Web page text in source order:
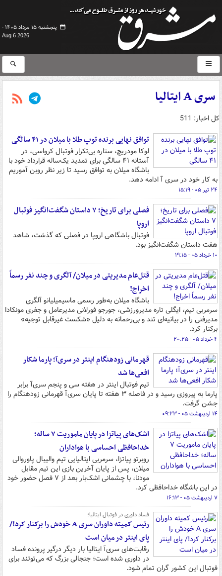
پنجشنبه ۱۵ مرداد ۱۴۰۵ -
Aug 6 2026
سری A ایتالیا
کل اخبار: 511
توافق نهایی برنده توپ طلا با میلان در ۴۱ سالگی
لوکا مودریچ، ستاره بی‌تکرار فوتبال کرواسی، در
آستانه ۴۱ سالگی برای تمدید یک‌ساله قرارداد خود با
باشگاه میلان به توافق رسید تا زیر نظر روبن آموریم
به کار خود در سری آ ادامه دهد.
۲۴ تیر ۰۵ - ۱۵:۱۹
فصلی برای تاریخ؛ ۷ داستان شگفت‌انگیز فوتبال
اروپا
فوتبال باشگاهی اروپا در فصلی که گذشت، شاهد
هفت داستان شگفت‌انگیز بود.
۱۰ خرداد ۰۵ - ۱۹:۱۵
قتل‌عام مدیریتی در میلان/ آلگری و چند نفر رسماً
اخراج!
باشگاه میلان به‌طور رسمی ماسیمیلیانو آلگری
سرمربی تیم، ایگلی تاره مدیرورزشی، جورجو فورلانی مدیرعامل و جفری مونکادا
مدیرفنی را در بیانیه‌ای تند و بی‌رحمانه به دلیل «شکست غیرقابل توجیه»
برکنار کرد.
۴ خرداد ۰۵ - ۲۰:۲۵
قهرمانی زودهنگام اینتر در سری‌آ؛ پارما شکار
افعی‌ها شد
تیم فوتبال اینتر در هفته سی و پنجم سری‌آ برابر
پارما به پیروزی رسید و در فاصله ۳ هفته تا پایان سری‌آ قهرمانی زودهنگام را
جشن گرفت.
۱۴ اردیبهشت ۰۵ - ۰۹:۲۳
اشک‌های پیاتزا در پایان ماموریت ۷ ساله؛
خداحافظی احساسی با هواداران
روبرتو پیاتزا، سرمربی ایتالیایی تیم والیبال پاوروالی
میلان، پس از پایان آخرین بازی این تیم مقابل
مودنا، با چشمانی اشک‌بار بعد از ۷ فصل حضور خود
در این باشگاه خداحافظی کرد.
۷ اردیبهشت ۰۵ - ۱۶:۱۳
فساد داوری در فوتبال ایتالیا؛
رئیس کمیته داوران سری‌ A خودش را برکنار کرد!/
پای اینتر در میان است
رقابت‌های سری‌آ ایتالیا بار دیگر درگیر پرونده فساد
در داوری شده است؛ جنجالی بزرگ که می‌توتند برای
فوتبال این کشور گران تمام شود.